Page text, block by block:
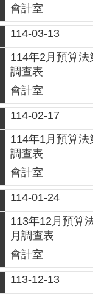
會計室
114-03-13
114年2月預算法
調查表
會計室
114-02-17
114年1月預算法
調查表
會計室
114-01-24
113年12月預算
月調查表
會計室
113-12-13